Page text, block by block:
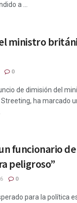
a ...
ministro
0
de dimisión del
Streeting, ha marcado
funcionario
peligroso”
0
para la política